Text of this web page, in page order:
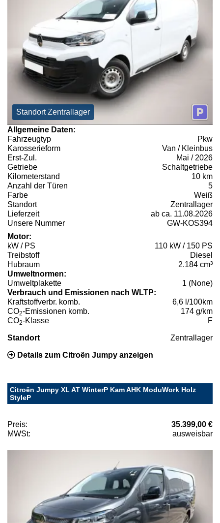
Standort Zentrallager
Allgemeine Daten:
Fahrzeugtyp
Pkw
Karosserieform
Van / Kleinbus
Erst-Zul.
Mai / 2026
Getriebe
Schaltgetriebe
Kilometerstand
10 km
Anzahl der Türen
5
Farbe
Weiß
Standort
Zentrallager
Lieferzeit
ab ca. 11.08.2026
Unsere Nummer
GW-KOS394
Motor:
kW / PS
110 kW / 150 PS
Treibstoff
Diesel
Hubraum
2.184 cm³
Umweltnormen:
Umweltplakette
1 (None)
Verbrauch und Emissionen nach WLTP:
Kraftstoffverbr. komb.
6,6 l/100km
CO2-Emissionen komb.
174 g/km
CO2-Klasse F
Standort Zentrallager
Details zum Citroën Jumpy anzeigen
Citroën Jumpy XL AT WinterP Kam AHK ModuWork Holz
StyleP
Preis:
35.399,00 €
MWSt:
ausweisbar